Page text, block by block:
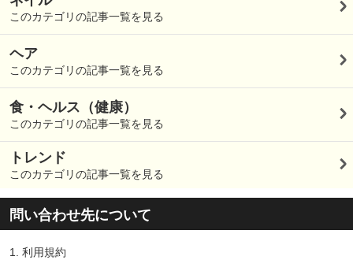
このカテゴリの記事一覧を見る
ヘア
このカテゴリの記事一覧を見る
食・ヘルス（健康）
このカテゴリの記事一覧を見る
トレンド
このカテゴリの記事一覧を見る
問い合わせ先について
1. 利用規約